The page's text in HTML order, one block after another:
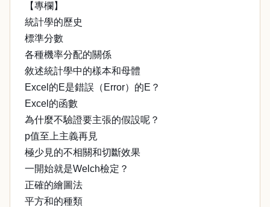
【專欄】
統計學的歷史
標準分數
各種機率分配的關係
敘述統計學中的樣本和母體
Excel的E是錯誤（Error）的E？
Excel的函數
為什麼不驗證要主張的假設呢？
p值至上主義再見
極少見的不相關和切斷效果
一開始就是Welch檢定？
正確的繪圖法
平方和的種類